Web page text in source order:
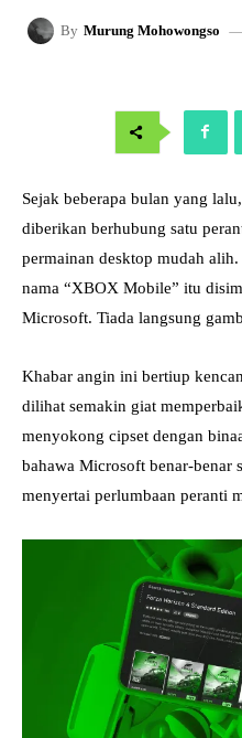
By Murung Mohowongso
Sejak beberapa bulan yang
diberikan berhubung satu
permainan desktop mudah
nama “XBOX Mobile” itu
Microsoft. Tiada langsung
Khabar angin ini bertiup
dilihat semakin giat
menyokong cipset dengan
bahawa Microsoft benar-benar
menyertai perlumbaan peranti